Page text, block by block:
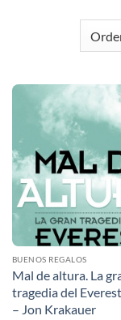
BUENOS REGALOS
Mal de altura. La
tragedia del
– Jon Krakauer